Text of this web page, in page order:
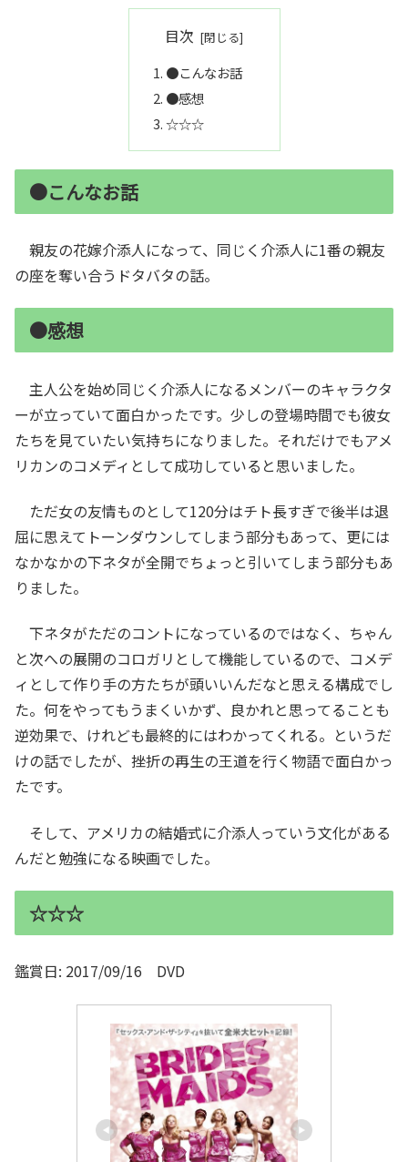
目次
●こんなお話
●感想
☆☆☆
●こんなお話
親友の花嫁介添人になって、同じく介添人に1番の親友
の座を奪い合うドタバタの話。
●感想
主人公を始め同じく介添人になるメンバーのキャラクタ
ーが立っていて面白かったです。少しの登場時間でも彼女
たちを見ていたい気持ちになりました。それだけでもアメ
リカンのコメディとして成功していると思いました。
ただ女の友情ものとして120分はチト長すぎで後半は退
屈に思えてトーンダウンしてしまう部分もあって、更には
なかなかの下ネタが全開でちょっと引いてしまう部分もあ
りました。
下ネタがただのコントになっているのではなく、ちゃん
と次への展開のコロガリとして機能しているので、コメデ
ィとして作り手の方たちが頭いいんだなと思える構成でし
た。何をやってもうまくいかず、良かれと思ってることも
逆効果で、けれども最終的にはわかってくれる。というだ
けの話でしたが、挫折の再生の王道を行く物語で面白かっ
たです。
そして、アメリカの結婚式に介添人っていう文化がある
んだと勉強になる映画でした。
☆☆☆
鑑賞日: 2017/09/16 DVD